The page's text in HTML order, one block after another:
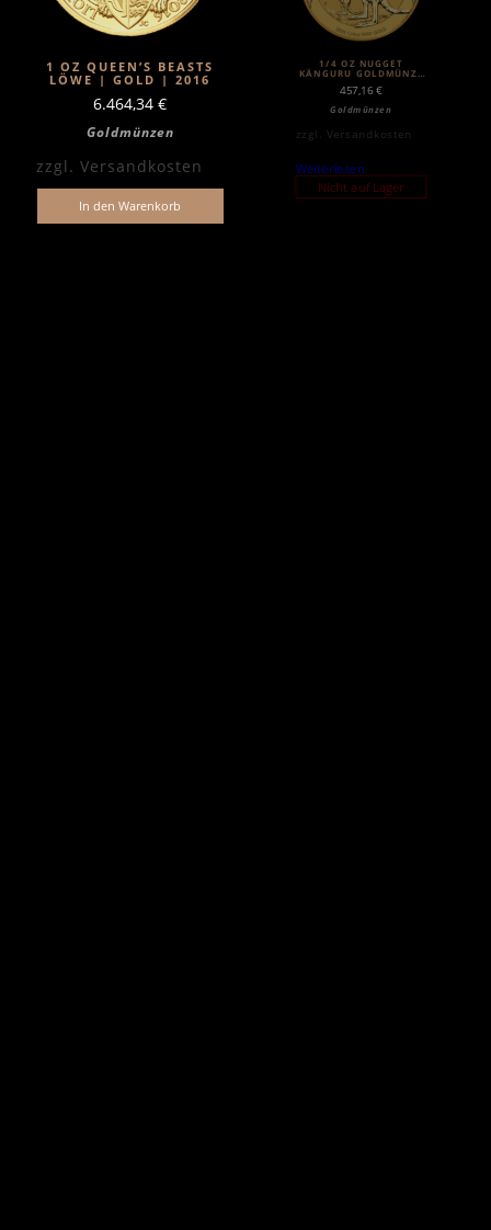
1 OZ QUEEN’S BEASTS
LÖWE | GOLD | 2016
6.464,34 €
Goldmünzen
zzgl. Versandkosten
In den Warenkorb
1/4 OZ NUGGET
KÄNGURU GOLDMÜNZE
457,16€
Goldmünzen
zzgl. Versandkosten
Weiterlesen
Nicht auf Lager